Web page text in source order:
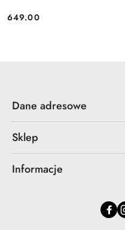
Cena:
649.00
Dane adresowe
Sklep
Informacje